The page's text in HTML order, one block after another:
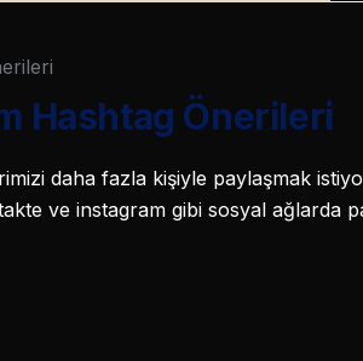
Hashtag Önerileri
daha fazla kişiyle paylaşmak
ve instagram gibi sosyal ağlarda